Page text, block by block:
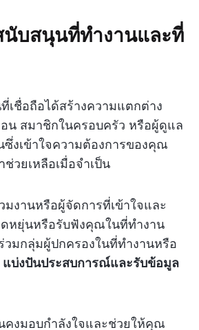
นับสนุนที่ทำงานและที่
เชื่อถือได้สร้างความแตกต่าง
อน สมาชิกในครอบครัว หรือผู้ดูแล
ซึ่งเข้าใจความต้องการของคุณ
วยเหลือเมื่อจำเป็น
มงานหรือผู้จัดการที่เข้าใจและ
หยุ่นหรือรับฟังคุณในที่ทำงาน
วมกลุ่มผู้ปกครองในที่ทำงานหรือ
แบ่งปันประสบการณ์และรับข้อมูล
งมอบกำลังใจและช่วยให้คุณ